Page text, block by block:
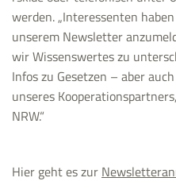
werden. „Interessenten
unserem Newsletter
wir Wissenswertes zu
Infos zu Gesetzen – aber
unseres
NRW.“
Hier geht es zur